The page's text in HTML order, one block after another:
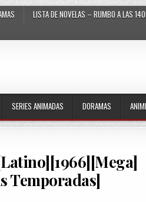
LISTA DE NOVELAS – RUMBO A LAS
SERIES ANIMADAS DORAMAS
Temporadas]